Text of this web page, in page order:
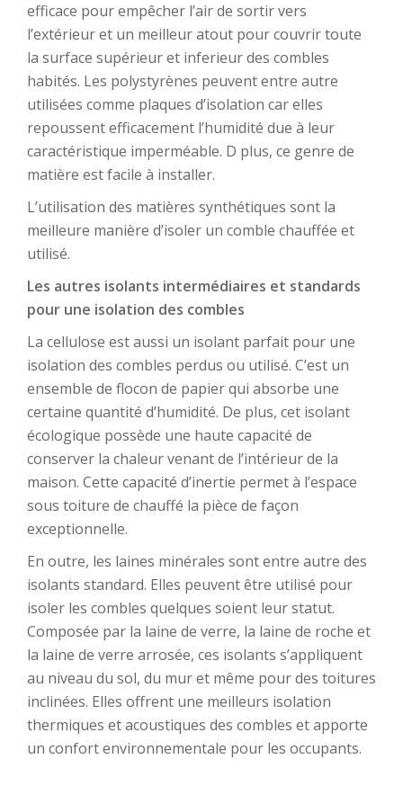
efficace pour empêcher l’air de sortir vers
l’extérieur et un meilleur atout pour couvrir toute
la surface supérieur et inferieur des combles
habités. Les polystyrènes peuvent entre autre
utilisées comme plaques d’isolation car elles
repoussent efficacement l’humidité due à leur
caractéristique imperméable. D plus, ce genre de
matière est facile à installer.
L’utilisation des matières synthétiques sont la
meilleure manière d’isoler un comble chauffée et
utilisé.
Les autres isolants intermédiaires et standards
pour une isolation des combles
La cellulose est aussi un isolant parfait pour une
isolation des combles perdus ou utilisé. C’est un
ensemble de flocon de papier qui absorbe une
certaine quantité d’humidité. De plus, cet isolant
écologique possède une haute capacité de
conserver la chaleur venant de l’intérieur de la
maison. Cette capacité d’inertie permet à l’espace
sous toiture de chauffé la pièce de façon
exceptionnelle.
En outre, les laines minérales sont entre autre des
isolants standard. Elles peuvent être utilisé pour
isoler les combles quelques soient leur statut.
Composée par la laine de verre, la laine de roche et
la laine de verre arrosée, ces isolants s’appliquent
au niveau du sol, du mur et même pour des toitures
inclinées. Elles offrent une meilleurs isolation
thermiques et acoustiques des combles et apporte
un confort environnementale pour les occupants.